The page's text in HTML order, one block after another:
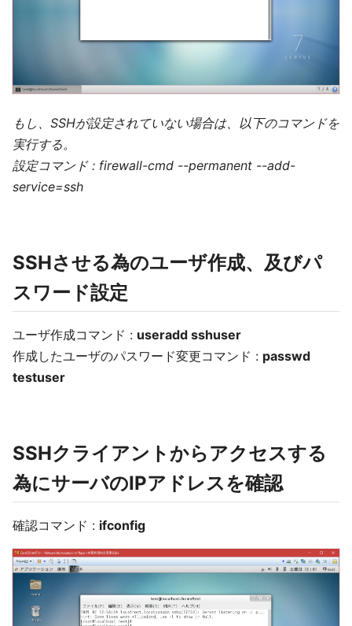
もし、SSHが設定されていない場合は、以下のコマンドを
実行する。
設定コマンド : firewall-cmd --permanent --add-
service=ssh
SSHさせる為のユーザ作成、及びパ
スワード設定
ユーザ作成コマンド : useradd sshuser
作成したユーザのパスワード変更コマンド : passwd
testuser
SSHクライアントからアクセスする
為にサーバのIPアドレスを確認
確認コマンド : ifconfig